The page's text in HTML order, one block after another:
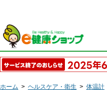
ホーム > ヘルスケア・衛生 > 体温計